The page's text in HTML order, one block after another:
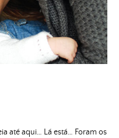
até aqui… Lá está… Foram os